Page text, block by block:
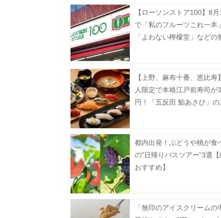
【ローソンストア100】8
で「私のフルーツこれ一本
「よわない檸檬堂」などの
【上野、麻布十番、恵比寿
人限定で本格江戸前寿司が
円！「五反田 鮨あさひ」
都内出発！ぶどうや桃が食
の"日帰りバスツアー"3選
おすすめ】
「無印のアイスクリームの